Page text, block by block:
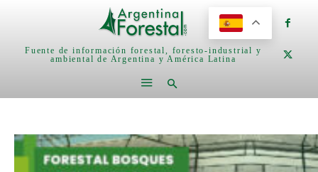
Fuente de información forestal, foresto-industrial y
ambiental de Argentina y América Latina